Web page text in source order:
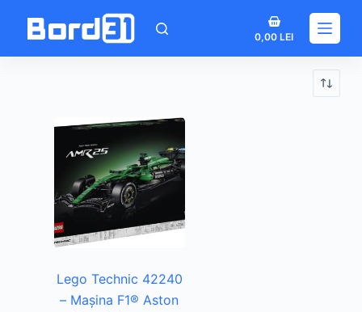
Coș
de
cumpărături
0,00LEI
Lego Technic 42240
– Mașina F1® Aston